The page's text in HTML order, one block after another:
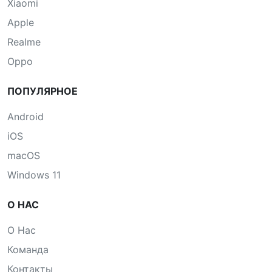
Xiaomi
Apple
Realme
Oppo
ПОПУЛЯРНОЕ
Android
iOS
macOS
Windows 11
О НАС
О Нас
Команда
Контакты